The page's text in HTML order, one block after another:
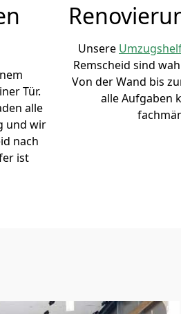
Tür.
alle
und wir
nach
ist
Unsere
Remscheid sind
Von der Wand bis
alle Aufgaben